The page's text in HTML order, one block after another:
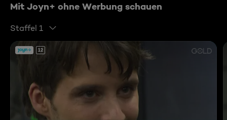
Mit Joyn+ ohne Werbung schauen
Staffel 1
12